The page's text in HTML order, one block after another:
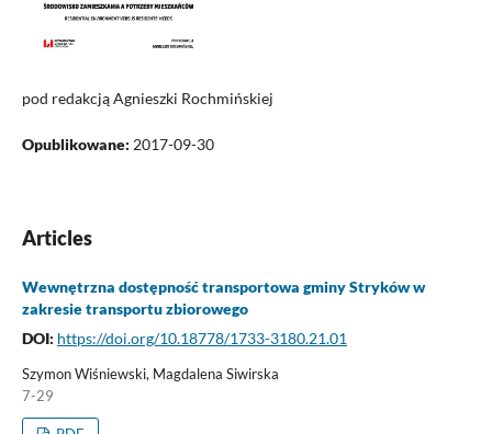
pod redakcją Agnieszki Rochmińskiej
Opublikowane: 2017-09-30
Articles
Wewnętrzna dostępność transportowa gminy Stryków w
zakresie transportu zbiorowego
DOI: https://doi.org/10.18778/1733-3180.21.01
Szymon Wiśniewski, Magdalena Siwirska
7-29